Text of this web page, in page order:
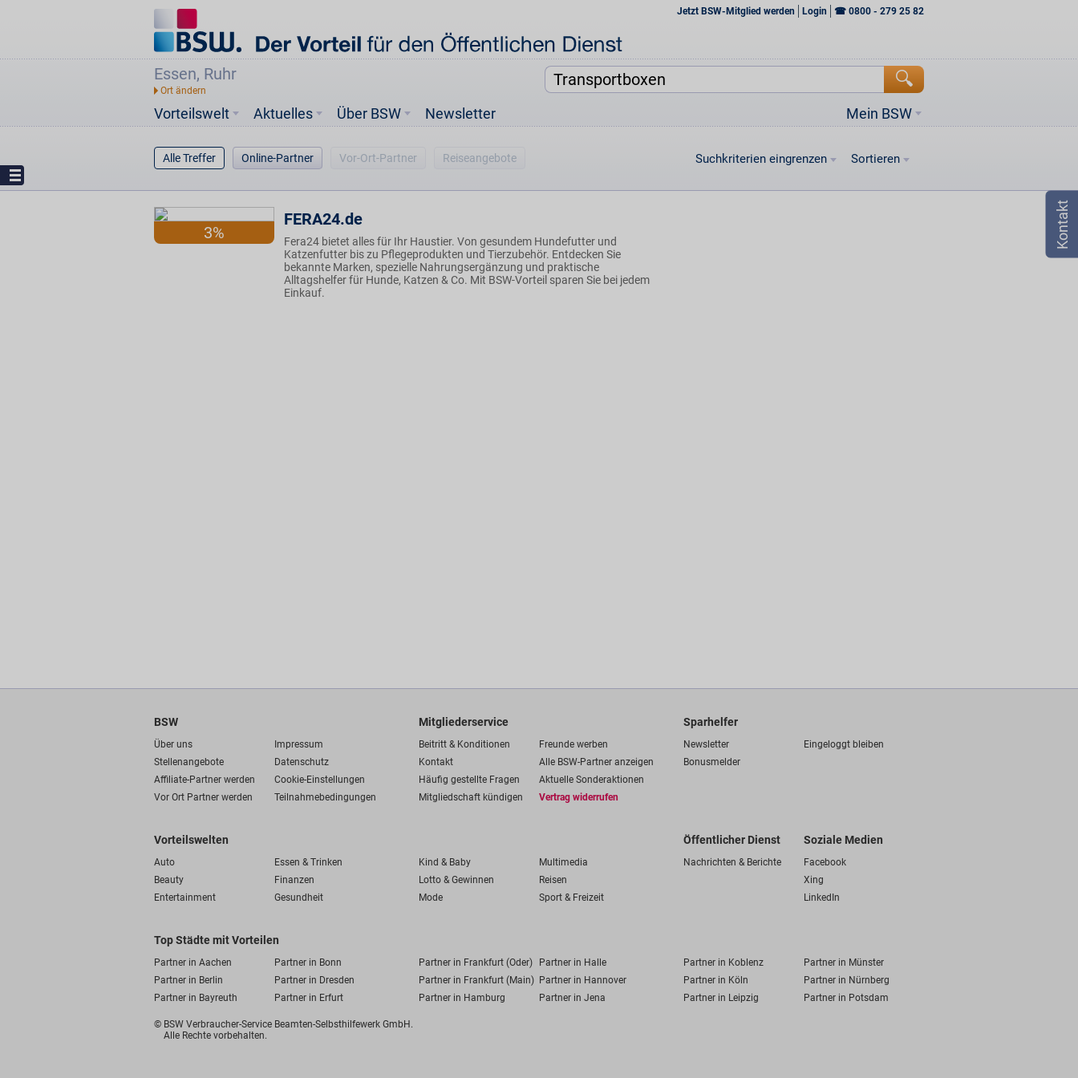
Jetzt BSW-Mitglied werden Login ☎ 0800 - 279 25 82
Essen, Ruhr
Vorteilswelt Mein BSW
Aktuelles Über BSW Newsletter
Alle Treffer Online-Partner Vor-Ort-Partner Reiseangebote Suchkriterien eingrenzen Sortieren
3%
FERA24.de
Fera24 bietet alles für Ihr Haustier. Von gesundem Hundefutter und
Katzenfutter bis zu Pflegeprodukten und Tierzubehör. Entdecken Sie
bekannte Marken, spezielle Nahrungsergänzung und praktische
Alltagshelfer für Hunde, Katzen & Co. Mit BSW-Vorteil sparen Sie bei jedem
Einkauf.
BSW
Über uns
Impressum
Stellenangebote
Datenschutz
Affiliate-Partner werden
Cookie-Einstellungen
Vor Ort Partner werden
Teilnahmebedingungen
Mitgliederservice
Beitritt & Konditionen
Freunde werben
Kontakt
Alle BSW-Partner anzeigen
Häufig gestellte Fragen
Aktuelle Sonderaktionen
Mitgliedschaft kündigen
Vertrag widerrufen
Sparhelfer
Newsletter
Eingeloggt bleiben
Bonusmelder
Vorteilswelten
Auto Essen & Trinken Kind & Baby
Multimedia
Beauty
Finanzen Lotto & Gewinnen
Reisen
Entertainment
Gesundheit Mode Sport & Freizeit
Öffentlicher Dienst
Nachrichten & Berichte
Soziale Medien
Facebook
Xing
LinkedIn
Top Städte mit Vorteilen
Partner in Aachen Partner in Bonn Partner in Frankfurt (Oder) Partner in Halle Partner in Koblenz
Partner in Münster
Partner in Berlin
Partner in Dresden Partner in Frankfurt (Main) Partner in Hannover Partner in Köln
Partner in Nürnberg
Partner in Bayreuth
Partner in Erfurt Partner in Hamburg Partner in Jena Partner in Leipzig Partner in Potsdam
© BSW Verbraucher-Service Beamten-Selbsthilfewerk GmbH.
Alle Rechte vorbehalten.